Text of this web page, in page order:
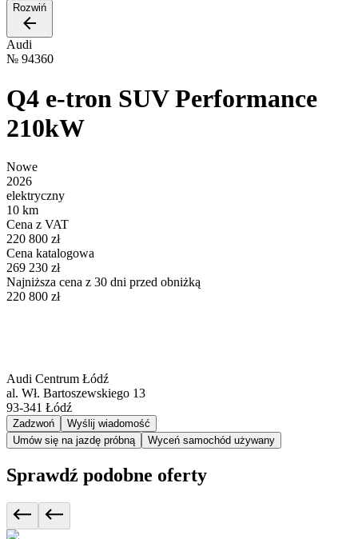
Rozwiń
Audi
№ 94360
Q4 e-tron SUV Performance
210kW
Nowe
2026
elektryczny
10 km
Cena z VAT
220 800 zł
Cena katalogowa
269 230 zł
Najniższa cena z 30 dni przed obniżką
220 800 zł
Audi Centrum Łódź
al. Wł. Bartoszewskiego 13
93-341 Łódź
Zadzwoń
Wyślij wiadomość
Umów się na jazdę próbną
Wyceń samochód używany
Sprawdź podobne oferty